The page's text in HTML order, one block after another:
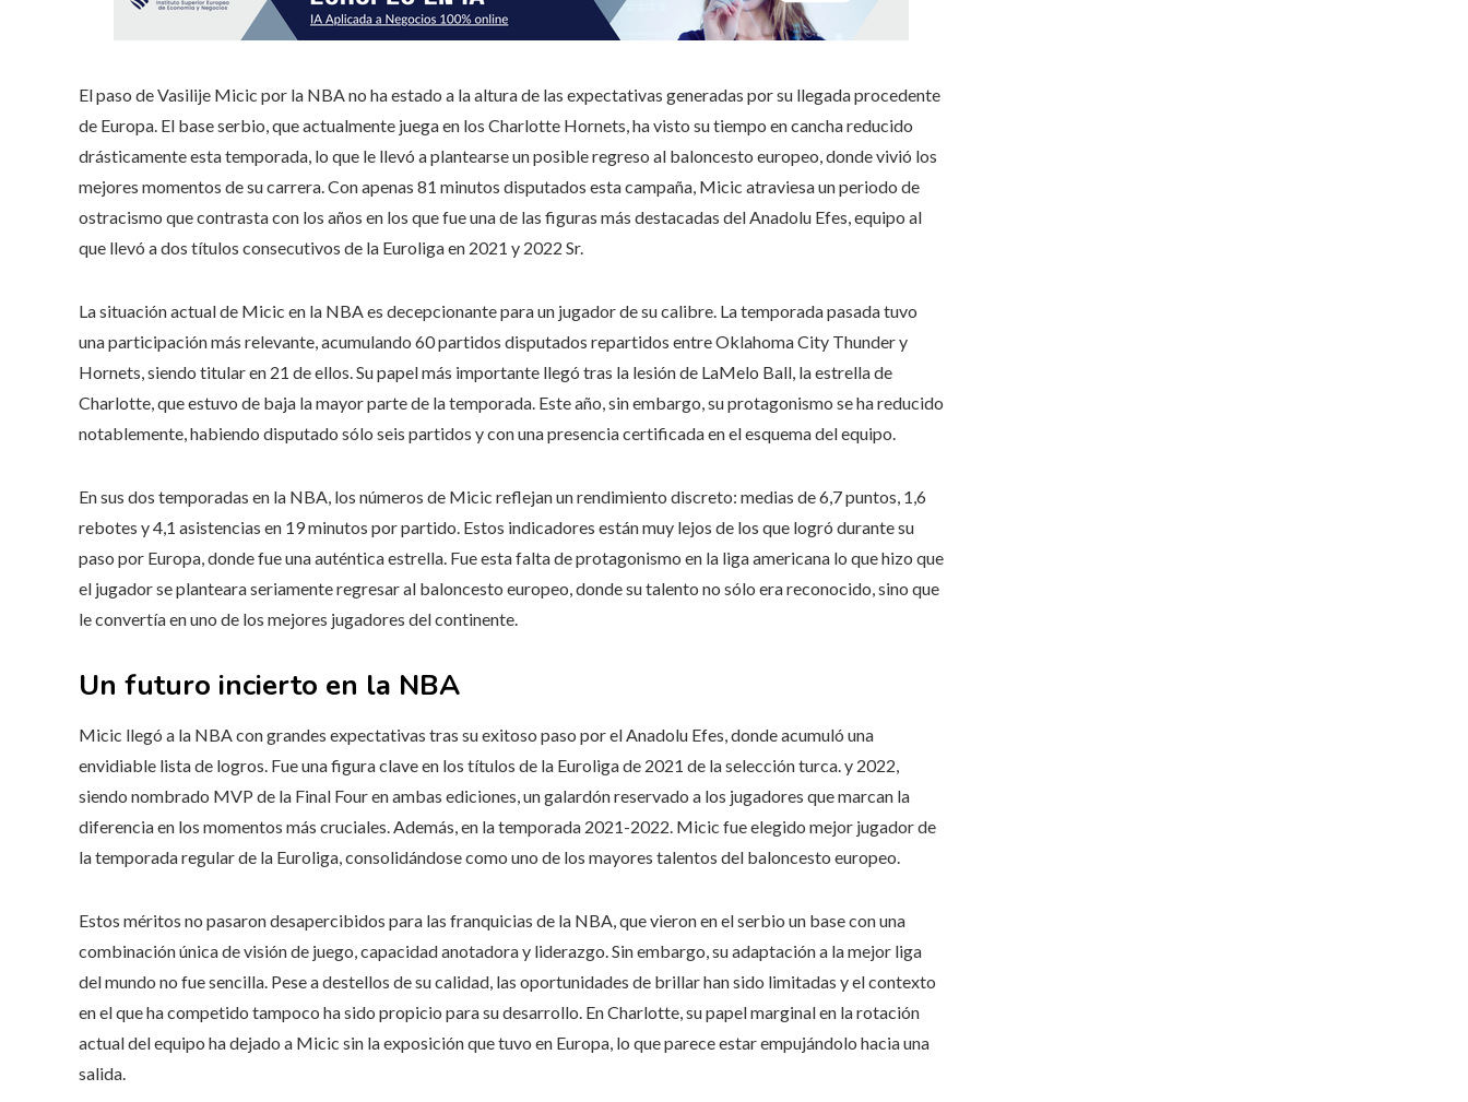
El paso de Vasilije Micic por la NBA no ha estado a la altura de las expectativas generadas por su llegada procedente
de Europa. El base serbio, que actualmente juega en los Charlotte Hornets, ha visto su tiempo en cancha reducido
drásticamente esta temporada, lo que le llevó a plantearse un posible regreso al baloncesto europeo, donde vivió los
mejores momentos de su carrera. Con apenas 81 minutos disputados esta campaña, Micic atraviesa un periodo de
ostracismo que contrasta con los años en los que fue una de las figuras más destacadas del Anadolu Efes, equipo al
que llevó a dos títulos consecutivos de la Euroliga en 2021 y 2022 Sr.
La situación actual de Micic en la NBA es decepcionante para un jugador de su calibre. La temporada pasada tuvo
una participación más relevante, acumulando 60 partidos disputados repartidos entre Oklahoma City Thunder y
Hornets, siendo titular en 21 de ellos. Su papel más importante llegó tras la lesión de LaMelo Ball, la estrella de
Charlotte, que estuvo de baja la mayor parte de la temporada. Este año, sin embargo, su protagonismo se ha reducido
notablemente, habiendo disputado sólo seis partidos y con una presencia certificada en el esquema del equipo.
En sus dos temporadas en la NBA, los números de Micic reflejan un rendimiento discreto: medias de 6,7 puntos, 1,6
rebotes y 4,1 asistencias en 19 minutos por partido. Estos indicadores están muy lejos de los que logró durante su
paso por Europa, donde fue una auténtica estrella. Fue esta falta de protagonismo en la liga americana lo que hizo que
el jugador se planteara seriamente regresar al baloncesto europeo, donde su talento no sólo era reconocido, sino que
le convertía en uno de los mejores jugadores del continente.
Un futuro incierto en la NBA
Micic llegó a la NBA con grandes expectativas tras su exitoso paso por el Anadolu Efes, donde acumuló una
envidiable lista de logros. Fue una figura clave en los títulos de la Euroliga de 2021 de la selección turca. y 2022,
siendo nombrado MVP de la Final Four en ambas ediciones, un galardón reservado a los jugadores que marcan la
diferencia en los momentos más cruciales. Además, en la temporada 2021-2022. Micic fue elegido mejor jugador de
la temporada regular de la Euroliga, consolidándose como uno de los mayores talentos del baloncesto europeo.
Estos méritos no pasaron desapercibidos para las franquicias de la NBA, que vieron en el serbio un base con una
combinación única de visión de juego, capacidad anotadora y liderazgo. Sin embargo, su adaptación a la mejor liga
del mundo no fue sencilla. Pese a destellos de su calidad, las oportunidades de brillar han sido limitadas y el contexto
en el que ha competido tampoco ha sido propicio para su desarrollo. En Charlotte, su papel marginal en la rotación
actual del equipo ha dejado a Micic sin la exposición que tuvo en Europa, lo que parece estar empujándolo hacia una
salida.